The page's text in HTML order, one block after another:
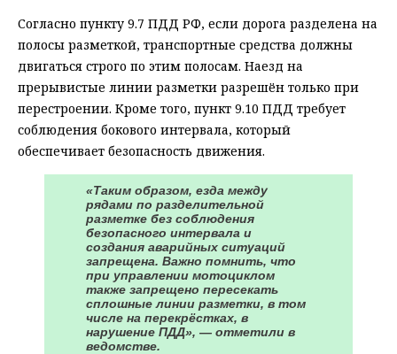
Согласно пункту 9.7 ПДД РФ, если дорога разделена на
полосы разметкой, транспортные средства должны
двигаться строго по этим полосам. Наезд на
прерывистые линии разметки разрешён только при
перестроении. Кроме того, пункт 9.10 ПДД требует
соблюдения бокового интервала, который
обеспечивает безопасность движения.
«Таким образом, езда между
рядами по разделительной
разметке без соблюдения
безопасного интервала и
создания аварийных ситуаций
запрещена. Важно помнить, что
при управлении мотоциклом
также запрещено пересекать
сплошные линии разметки, в том
числе на перекрёстках, в
нарушение ПДД», — отметили в
ведомстве.